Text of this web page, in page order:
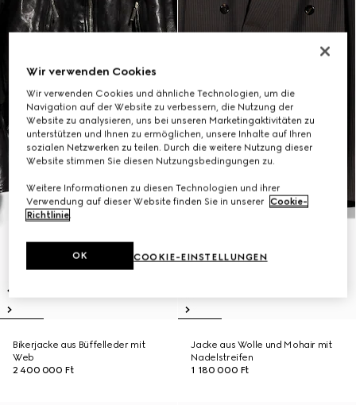
Bikerjacke aus Büffelleder mit
Web
2 400 000 Ft
Jacke aus Wolle und Mohair mit
Nadelstreifen
1 180 000 Ft
Wir verwenden Cookies
Wir verwenden Cookies und ähnliche Technologien, um die
Navigation auf der Website zu verbessern, die Nutzung der
Website zu analysieren, uns bei unseren Marketingaktivitäten zu
unterstützen und Ihnen zu ermöglichen, unsere Inhalte auf Ihren
sozialen Netzwerken zu teilen. Durch die weitere Nutzung dieser
Website stimmen Sie diesen Nutzungsbedingungen zu.
Weitere Informationen zu diesen Technologien und ihrer
Verwendung auf dieser Website finden Sie in unserer Cookie-
Richtlinie.
COOKIE-EINSTELLUNGEN
OK